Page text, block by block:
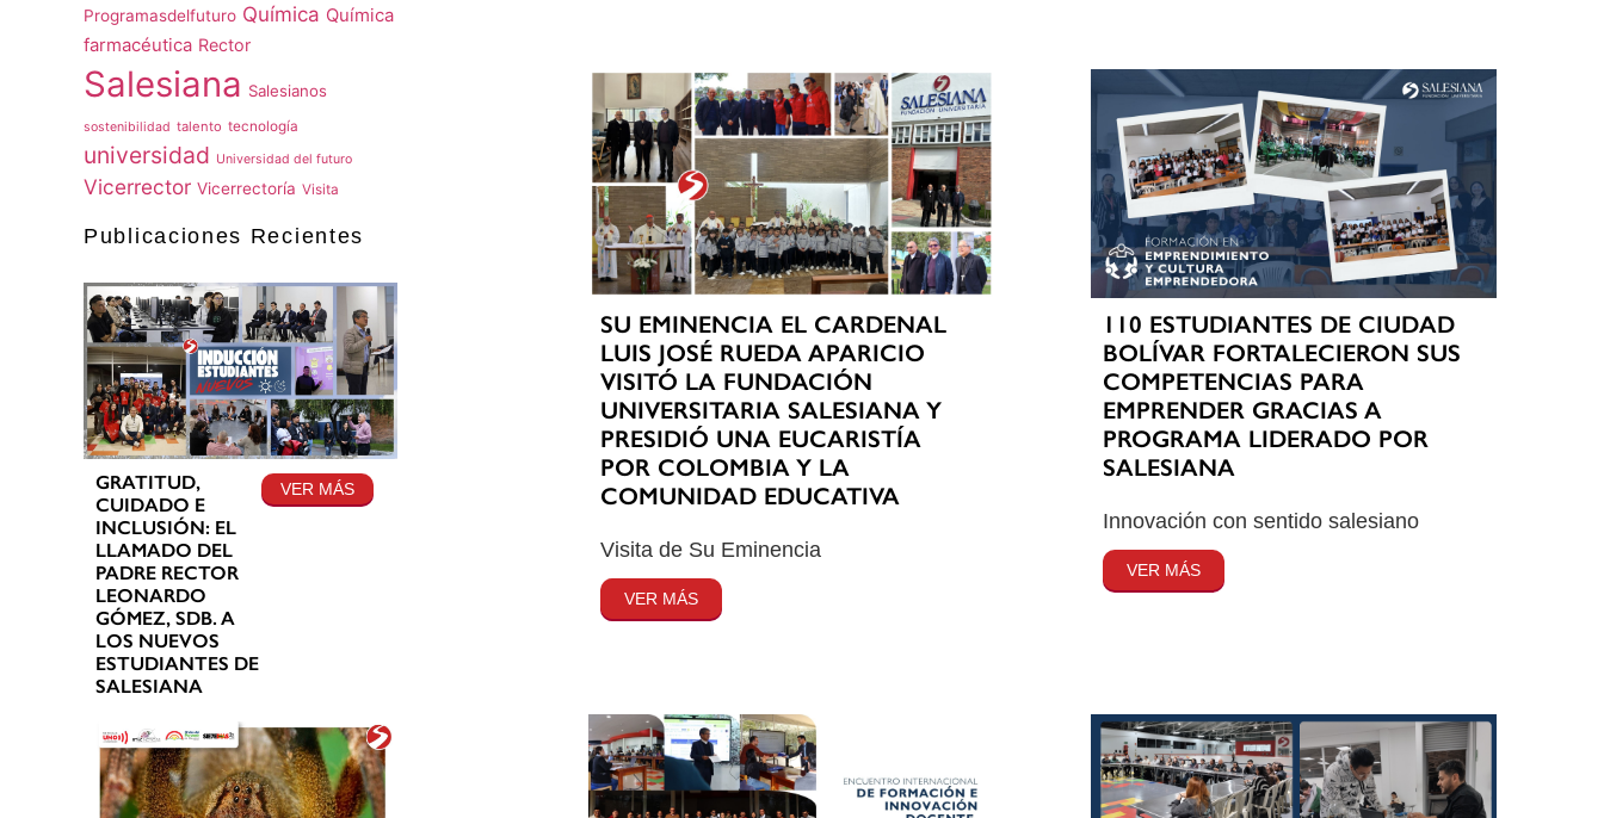
Programasdelfuturo Química Química
farmacéutica Rector
Salesiana Salesianos
sostenibilidad talento tecnología
universidad Universidad del futuro
Vicerrector Vicerrectoría Visita
Publicaciones Recientes
GRATITUD,
CUIDADO E
INCLUSIÓN: EL
LLAMADO DEL
PADRE RECTOR
LEONARDO
GÓMEZ, SDB. A
LOS NUEVOS
ESTUDIANTES DE
SALESIANA
VER MÁS
SU EMINENCIA EL CARDENAL
LUIS JOSÉ RUEDA APARICIO
VISITÓ LA FUNDACIÓN
UNIVERSITARIA SALESIANA Y
PRESIDIÓ UNA EUCARISTÍA
POR COLOMBIA Y LA
COMUNIDAD EDUCATIVA
Visita de Su Eminencia
VER MÁS
110 ESTUDIANTES DE CIUDAD
BOLÍVAR FORTALECIERON SUS
COMPETENCIAS PARA
EMPRENDER GRACIAS A
PROGRAMA LIDERADO POR
SALESIANA
Innovación con sentido salesiano
VER MÁS